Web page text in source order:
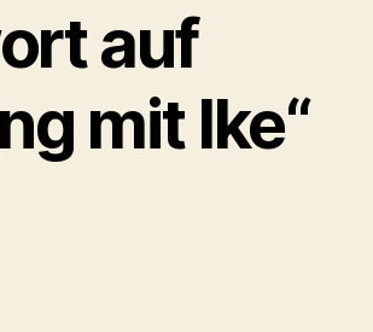
auf
mit Ike“